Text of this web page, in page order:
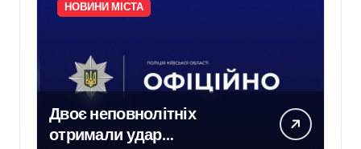
НОВИНИ МІСТА
Двоє неповнолітніх
отримали удар